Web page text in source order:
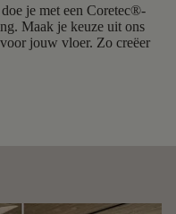
je met een Coretec®-
Maak je keuze uit ons
jouw vloer. Zo creëer